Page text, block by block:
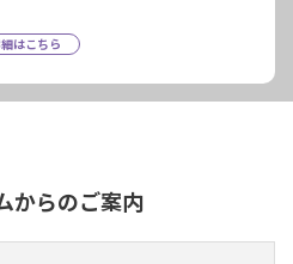
はこちら
からのご案内